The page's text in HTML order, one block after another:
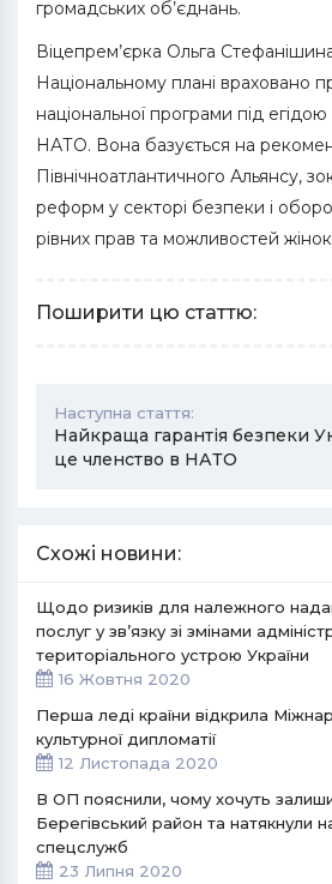
громадських об’єднань.
Віцепрем’єрка Ольга
Національному плані враховано
національної програми під егідою
НАТО. Вона базується на
Північноатлантичного Альянсу,
реформ у секторі безпеки і
рівних прав та можливостей жінок
Поширити цю статтю:
Наступна стаття:
Найкраща гарантія безпеки
це членство в НАТО
Схожі новини:
Щодо ризиків для належного
послуг у зв’язку зі змінами
територіального устрою України
16 Жовтня 2020
Перша леді країни відкрила
культурної дипломатії
12 Листопада 2020
В ОП пояснили, чому хочуть
Берегівський район та натякнули
спецслужб
23 Липня 2020